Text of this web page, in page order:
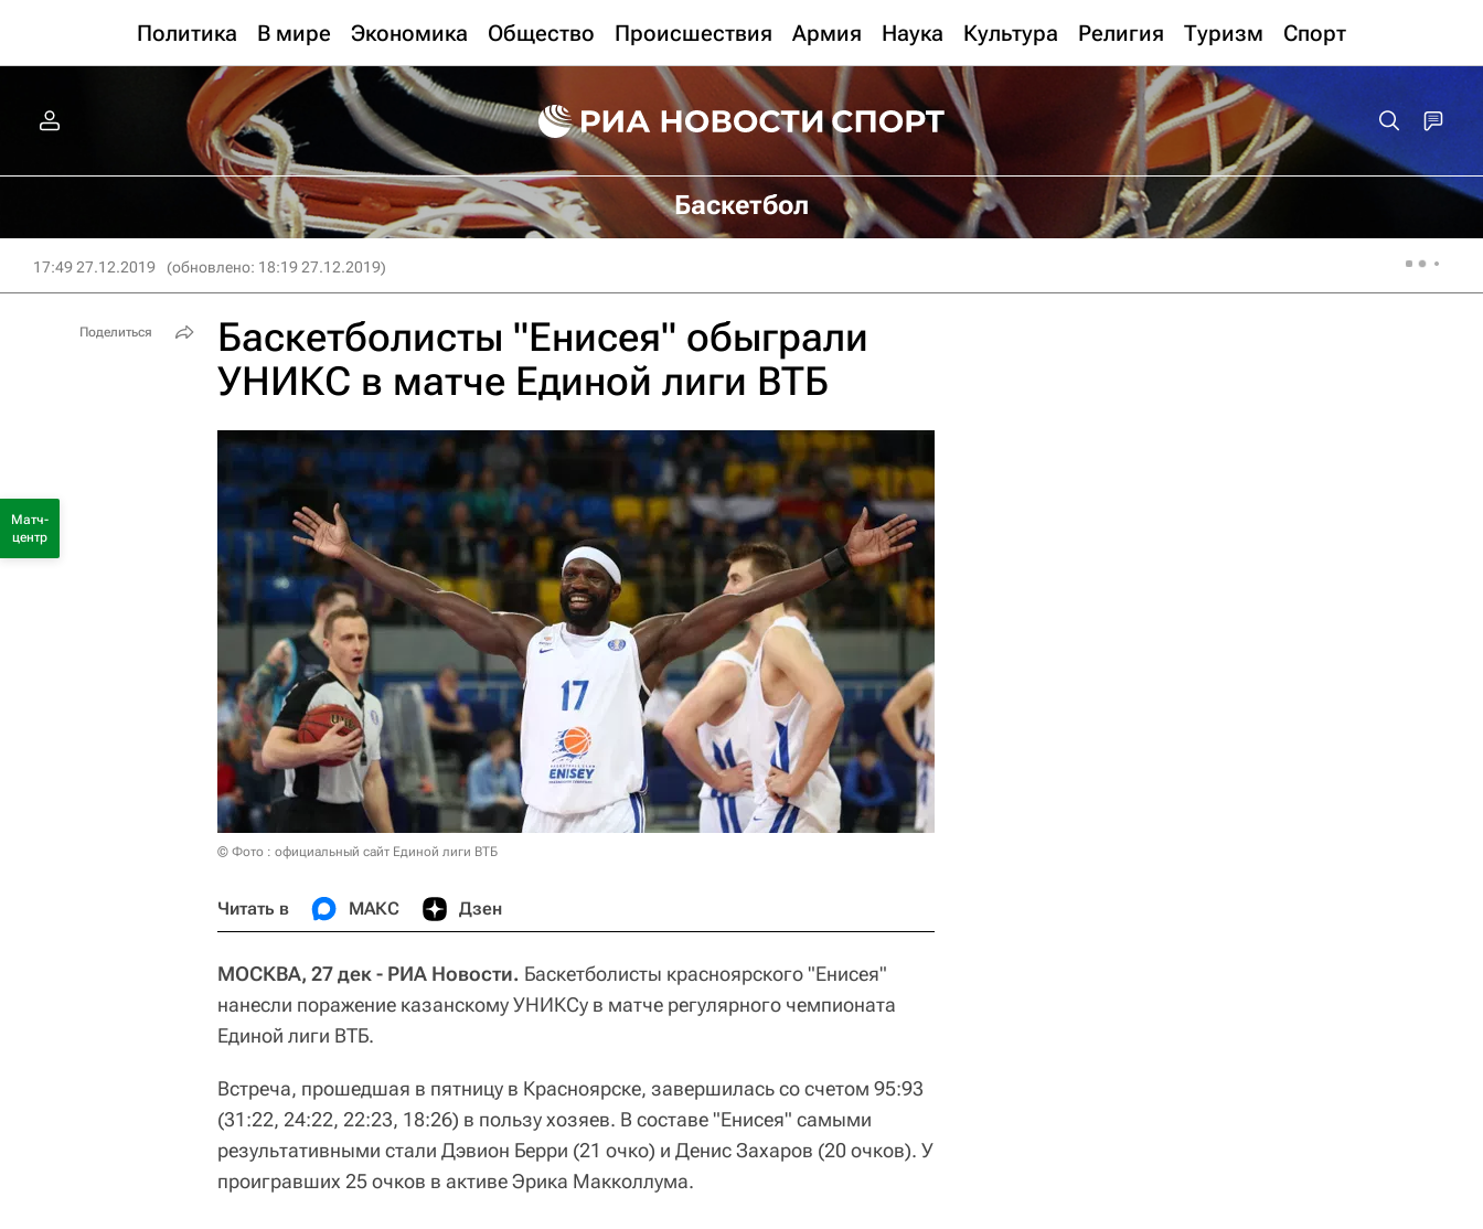
Политика В мире Экономика Общество Происшествия Армия Наука Культура Религия Туризм Спорт
Баскетбол
17:49 27.12.2019 (обновлено: 18:19 27.12.2019)
Баскетболисты "Енисея" обыграли
УНИКС в матче Единой лиги ВТБ
© Фото : официальный сайт Единой лиги ВТБ
Читать в МАКС Дзен
МОСКВА, 27 дек - РИА Новости. Баскетболисты красноярского "Енисея"
нанесли поражение казанскому УНИКСу в матче регулярного чемпионата
Единой лиги ВТБ.
Встреча, прошедшая в пятницу в Красноярске, завершилась со счетом 95:93
(31:22, 24:22, 22:23, 18:26) в пользу хозяев. В составе "Енисея" самыми
результативными стали Дэвион Берри (21 очко) и Денис Захаров (20 очков). У
проигравших 25 очков в активе Эрика Макколлума.
Поделиться
Матч-
центр